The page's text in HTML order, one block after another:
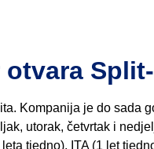
otvara
Kompanija je do sada
utorak, četvrtak i
tjedno), ITA (1 let